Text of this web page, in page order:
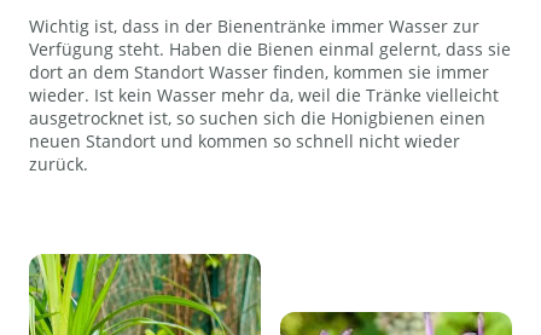
Wichtig ist, dass in der Bienentränke immer Wasser zur
Verfügung steht. Haben die Bienen einmal gelernt, dass sie
dort an dem Standort Wasser finden, kommen sie immer
wieder. Ist kein Wasser mehr da, weil die Tränke vielleicht
ausgetrocknet ist, so suchen sich die Honigbienen einen
neuen Standort und kommen so schnell nicht wieder
zurück.